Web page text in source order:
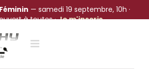
— samedi 19 septembre, 10h ·
à toutes ·Je m'inscris →